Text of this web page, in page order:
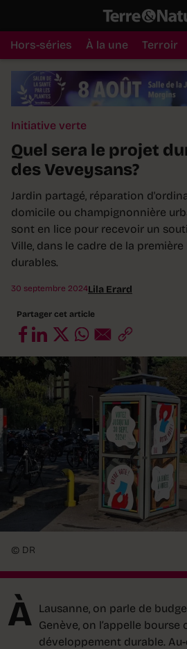
Hors-séries À la une Terroir
Initiative verte
Quel sera le projet
des Veveysans?
Jardin partagé, réparation
domicile ou champignonnière
sont en lice pour recevoir un
Ville, dans le cadre de la
durables.
30 septembre 2024Lila Erard
Partager cet article
© DR
À Lausanne, on parle de
Genève, on l’appelle bourse
développement durable.